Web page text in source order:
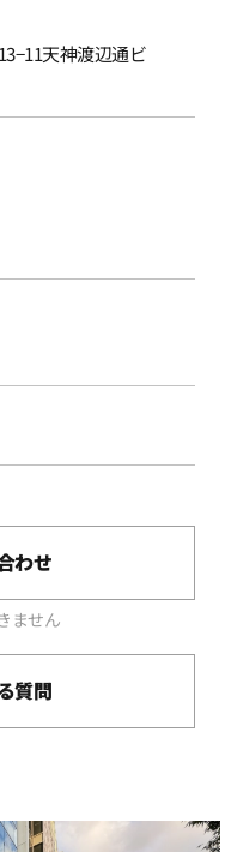
天神渡辺通ビ
わせ
ません
質問